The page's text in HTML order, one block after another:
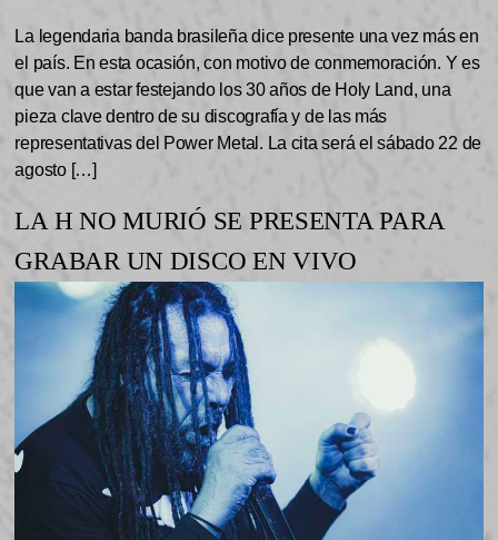
La legendaria banda brasileña dice presente una vez más en
el país. En esta ocasión, con motivo de conmemoración. Y es
que van a estar festejando los 30 años de Holy Land, una
pieza clave dentro de su discografía y de las más
representativas del Power Metal. La cita será el sábado 22 de
agosto […]
LA H NO MURIÓ SE PRESENTA PARA
GRABAR UN DISCO EN VIVO